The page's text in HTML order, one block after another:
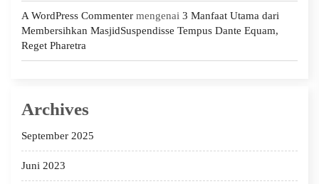
A WordPress Commenter mengenai 3 Manfaat Utama dari
Membersihkan MasjidSuspendisse Tempus Dante Equam,
Reget Pharetra
Archives
September 2025
Juni 2023